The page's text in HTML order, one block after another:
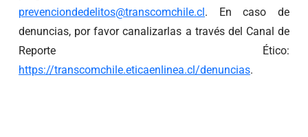
prevenciondedelitos@transcomchile.cl. En caso de
denuncias, por favor canalizarlas a través del Canal de
Reporte Ético:
https://transcomchile.eticaenlinea.cl/denuncias.